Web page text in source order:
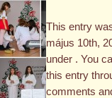
This entry
május 10th,
under . You
this entry
comments